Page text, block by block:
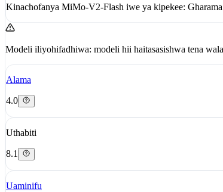
Kinachofanya MiMo-V2-Flash iwe ya kipekee:
Modeli iliyohifadhiwa: modeli hii haitasasishwa tena
Alama
4.0
Uthabiti
8.1
Uaminifu